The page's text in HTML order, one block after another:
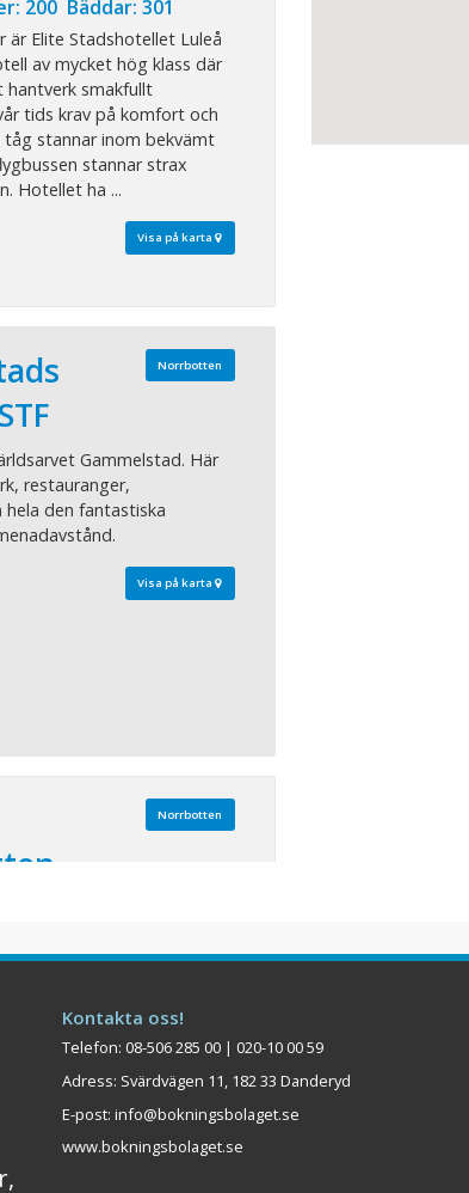
200 Bäddar: 301
är Elite Stadshotellet Luleå
av mycket hög klass där
hantverk smakfullt
tids krav på komfort och
tåg stannar inom bekvämt
stannar strax
Hotellet ha ...
Visa på karta
Norrbotten
Gammelstad. Här
restauranger,
den fantastiska
Visa på karta
Norrbotten
hotell och
endast 2 km från Luleå
byggnader är byggt
som skapar en rofylld och
Nordka ...
Kontakta oss!
Telefon: 08-506 285 00 | 020-10 00 59
Adress: Svärdvägen 11, 182 33 Danderyd
E-post: info@bokningsbolaget.se
www.bokningsbolaget.se